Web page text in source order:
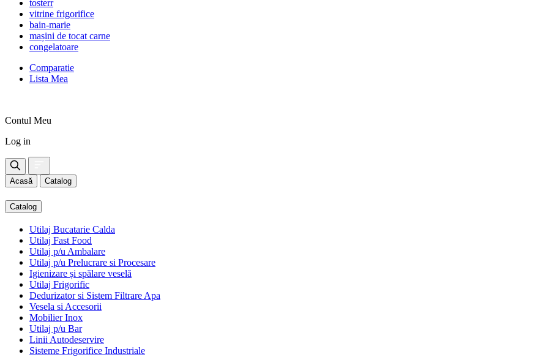
tosterr
vitrine frigorifice
bain-marie
mașini de tocat carne
congelatoare
Comparatie
Lista Mea
Contul Meu
Log in
Acasă Catalog
Catalog
Utilaj Bucatarie Calda
Utilaj Fast Food
Utilaj p/u Ambalare
Utilaj p/u Prelucrare si Procesare
Igienizare și spălare veselă
Utilaj Frigorific
Dedurizator si Sistem Filtrare Apa
Vesela si Accesorii
Mobilier Inox
Utilaj p/u Bar
Linii Autodeservire
Sisteme Frigorifice Industriale